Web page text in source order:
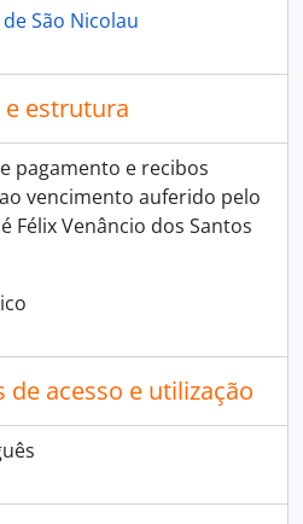
receitas e despesas, 1772-03-05 - 1853-10-24
São Nicolau
estrutura
pagamento e recibos
vencimento auferido pelo
Félix Venâncio dos Santos
de acesso e utilização